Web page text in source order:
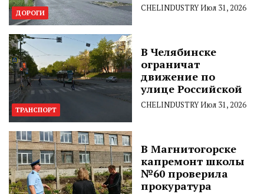
ДОРОГИ CHELINDUSTRYИюл 31, 2026
ТРАНСПОРТ
В Челябинске
ограничат
движение по
улице Российской
CHELINDUSTRYИюл 31, 2026
В Магнитогорске
капремонт школы
№60 проверила
прокуратура